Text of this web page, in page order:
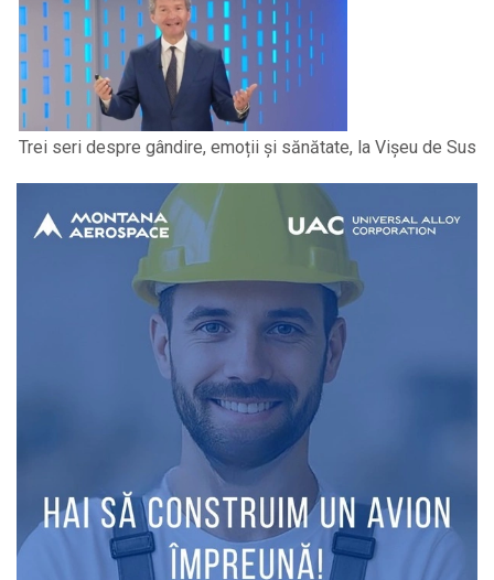
Trei seri despre gândire, emoții și sănătate, la Vișeu de Sus